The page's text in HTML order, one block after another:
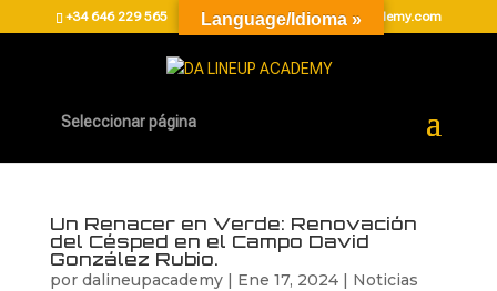
+34 646 229 565 administracion@dalineupacademy.com
Seleccionar página
Un Renacer en Verde: Renovación
del Césped en el Campo David
González Rubio.
por dalineupacademy| Ene 17, 2024| Noticias
Language/Idioma »